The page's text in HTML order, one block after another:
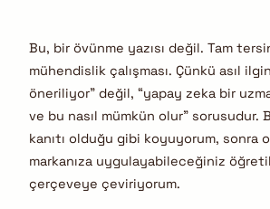
Bu, bir övünme yazısı değil. Tam
mühendislik çalışması. Çünkü asıl
öneriliyor” değil, “yapay zeka bir
ve bu nasıl mümkün olur” sorusudur.
kanıtı olduğu gibi koyuyorum, sonra
markanıza uygulayabileceğiniz
çerçeveye çeviriyorum.